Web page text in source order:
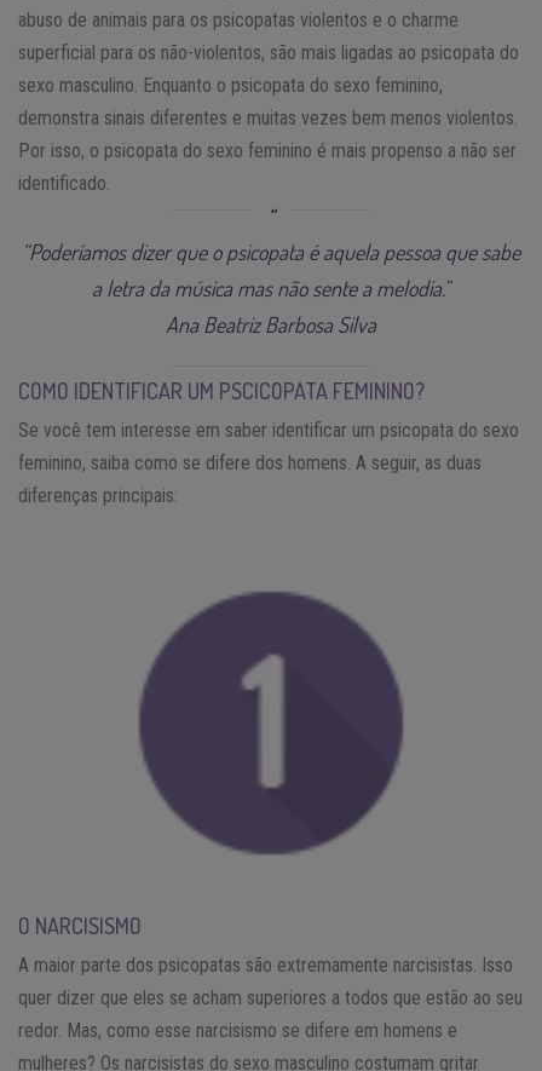
abuso de animais para os psicopatas violentos e o charme
superficial para os não-violentos, são mais ligadas ao psicopata do
sexo masculino. Enquanto o psicopata do sexo feminino,
demonstra sinais diferentes e muitas vezes bem menos violentos.
Por isso, o psicopata do sexo feminino é mais propenso a não ser
identificado.
“Poderíamos dizer que o psicopata é aquela pessoa que sabe
a letra da música mas não sente a melodia.”
Ana Beatriz Barbosa Silva
COMO IDENTIFICAR UM PSCICOPATA FEMININO?
Se você tem interesse em saber identificar um psicopata do sexo
feminino, saiba como se difere dos homens. A seguir, as duas
diferenças principais:
O NARCISISMO
A maior parte dos psicopatas são extremamente narcisistas. Isso
quer dizer que eles se acham superiores a todos que estão ao seu
redor. Mas, como esse narcisismo se difere em homens e
mulheres? Os narcisistas do sexo masculino costumam gritar